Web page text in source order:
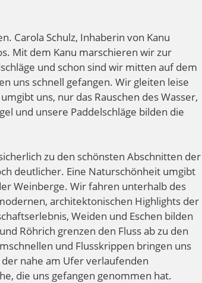
Carola Schulz, Inhaberin von Kanu
Mit dem Kanu marschieren wir zur
und schon sind wir mitten auf dem
uns schnell gefangen. Wir gleiten leise
uns, nur das Rauschen des Wasser,
und unsere Paddelschläge bilden die
zu den schönsten Abschnitten der
deutlicher. Eine Naturschönheit umgibt
Weinberge. Wir fahren unterhalb des
architektonischen Highlights der
Weiden und Eschen bilden
Röhrich grenzen den Fluss ab zu den
und Flusskrippen bringen uns
nahe am Ufer verlaufenden
die uns gefangen genommen hat.